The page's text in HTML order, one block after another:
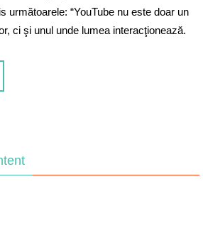
următoarele: “YouTube nu este doar un
ci şi unul unde lumea interacţionează.